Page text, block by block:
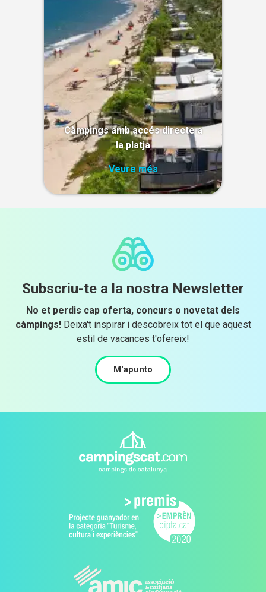
Càmpings amb accés directe a
la platja
Veure més
Subscriu-te a la nostra Newsletter
No et perdis cap oferta, concurs o novetat dels
càmpings!Deixa't inspirar i descobreix tot el que aquest
estil de vacances t'ofereix!
M'apunto